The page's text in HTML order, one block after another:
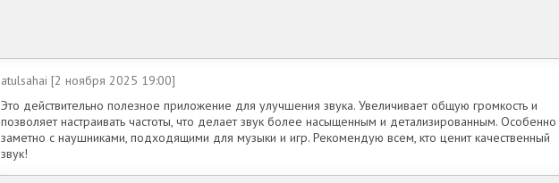
atulsahai [2 ноября 2025 19:00]
Это действительно полезное приложение для улучшения звука. Увеличивает общую громкость и
позволяет настраивать частоты, что делает звук более насыщенным и детализированным. Особенно
заметно с наушниками, подходящими для музыки и игр. Рекомендую всем, кто ценит качественный
звук!